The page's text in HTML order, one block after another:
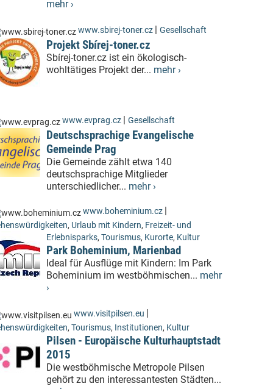
mehr ›
www.sbirej-toner.cz | Gesellschaft
Projekt Sbírej-toner.cz
Sbírej-toner.cz ist ein ökologisch-
wohltätiges Projekt der... mehr ›
www.evprag.cz | Gesellschaft
Deutschsprachige Evangelische
Gemeinde Prag
Die Gemeinde zählt etwa 140
deutschsprachige Mitglieder
unterschiedlicher... mehr ›
www.boheminium.cz |
, Urlaub mit Kindern, Freizeit- und
Erlebnisparks, Tourismus, Kurorte, Kultur
Park Boheminium, Marienbad
Ideal für Ausflüge mit Kindern: Im Park
Boheminium im westböhmischen... mehr
›
www.visitpilsen.eu |
, Tourismus, Institutionen, Kultur
Pilsen - Europäische Kulturhauptstadt
2015
Die westböhmische Metropole Pilsen
gehört zu den interessantesten Städten...